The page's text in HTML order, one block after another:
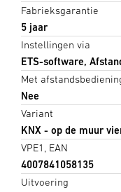
Fabrieksgarantie
5 jaar
Instellingen via
ETS-software,
Met
Nee
Variant
KNX - op de muur
VPE1, EAN
4007841058135
Uitvoering